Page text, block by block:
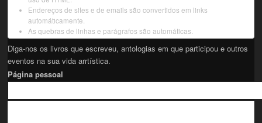
Endereços de sites e de emails são convertidos em links
automáticamente.
As quebras de linhas e parágrafos são automáticas.
Diga-nos os livros que escreveu, antologias em que participou e outros
eventos na sua vida arrtística.
Página pessoal